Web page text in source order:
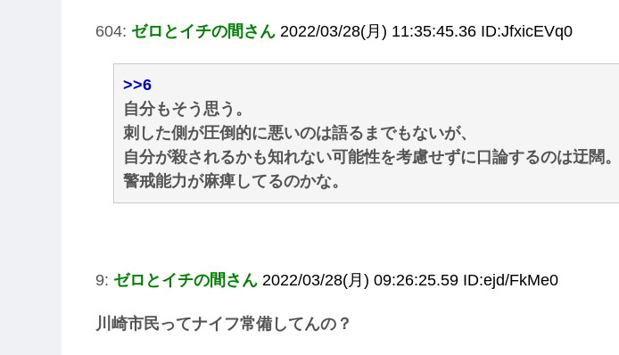
604: ゼロとイチの間さん 2022/03/28(月) 11:35:45.36 ID:JfxicEVq0
>>6
自分もそう思う。
刺した側が圧倒的に悪いのは語るまでもないが、
自分が殺されるかも知れない可能性を考慮せずに口論するのは迂闊。
警戒能力が麻痺してるのかな。
9: ゼロとイチの間さん 2022/03/28(月) 09:26:25.59 ID:ejd/FkMe0
川崎市民ってナイフ常備してんの？